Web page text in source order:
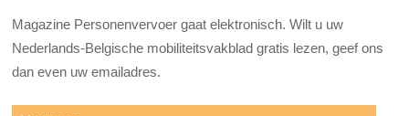
Magazine Personenvervoer gaat elektronisch. Wilt u uw
Nederlands-Belgische mobiliteitsvakblad gratis lezen, geef ons
dan even uw emailadres.